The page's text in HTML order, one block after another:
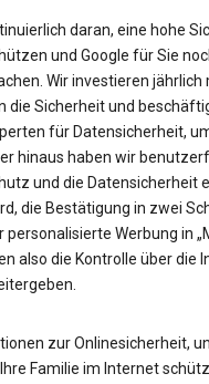
daran, eine hohe
und Google für Sie
Wir investieren
die Sicherheit und
für Datensicherheit,
hinaus haben wir
und die Datensicherheit
die Bestätigung in zwei
personalisierte Werbung in
also die Kontrolle über die
zur Onlinesicherheit,
Familie im Internet